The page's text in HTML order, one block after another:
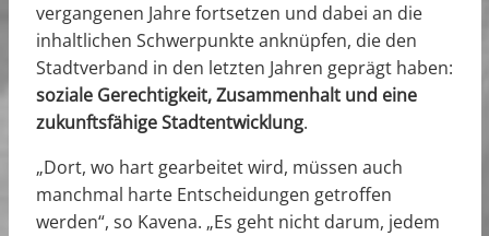
vergangenen Jahre fortsetzen und dabei an die
inhaltlichen Schwerpunkte anknüpfen, die den
Stadtverband in den letzten Jahren geprägt haben:
soziale Gerechtigkeit, Zusammenhalt und eine
zukunftsfähige Stadtentwicklung.
„Dort, wo hart gearbeitet wird, müssen auch
manchmal harte Entscheidungen getroffen
werden“, so Kavena. „Es geht nicht darum, jedem